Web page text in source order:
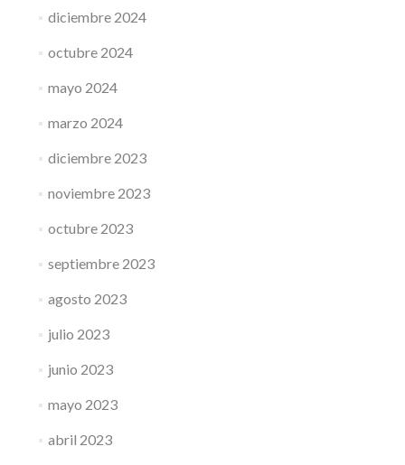
diciembre 2024
octubre 2024
mayo 2024
marzo 2024
diciembre 2023
noviembre 2023
octubre 2023
septiembre 2023
agosto 2023
julio 2023
junio 2023
mayo 2023
abril 2023